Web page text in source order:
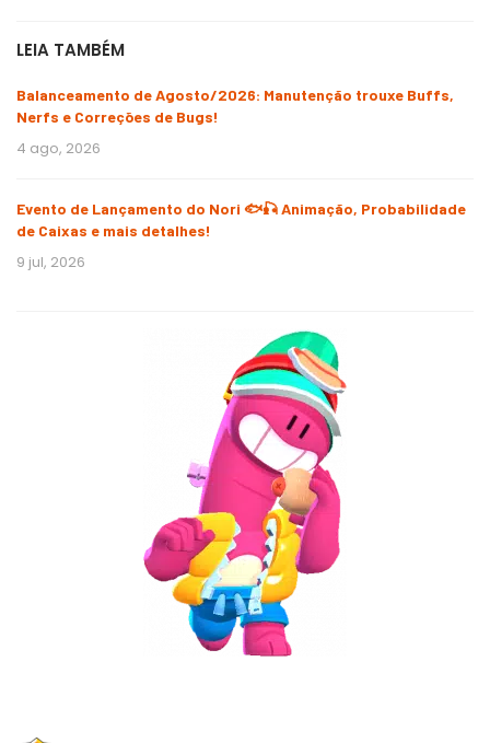
LEIA TAMBÉM
Balanceamento de Agosto/2026: Manutenção trouxe Buffs,
Nerfs e Correções de Bugs!
4 ago, 2026
Evento de Lançamento do Nori 🐟🎣 Animação, Probabilidade
de Caixas e mais detalhes!
9 jul, 2026